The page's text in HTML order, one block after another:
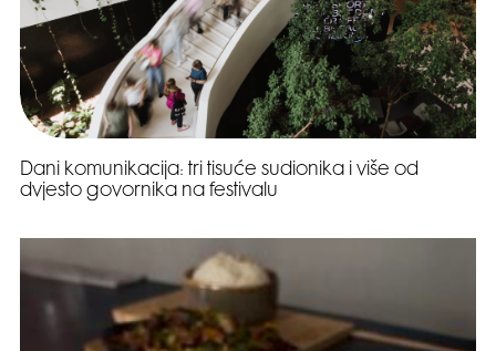
Dani komunikacija: tri tisuće sudionika i više od
dvjesto govornika na festivalu